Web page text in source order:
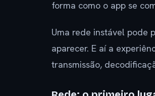
forma como o app se
Uma rede instável pode
aparecer. E aí a
transmissão,